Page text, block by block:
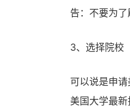
告：不要为了
3、选择院校
可以说是申
美国大学最